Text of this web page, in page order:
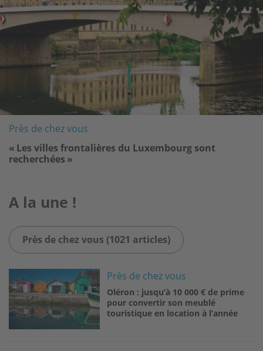
Près de chez vous
« Les villes frontalières du Luxembourg sont
recherchées »
A la une !
Près de chez vous (1021 articles)
Près de chez vous
Oléron : jusqu’à 10 000 € de prime
pour convertir son meublé
touristique en location à l’année